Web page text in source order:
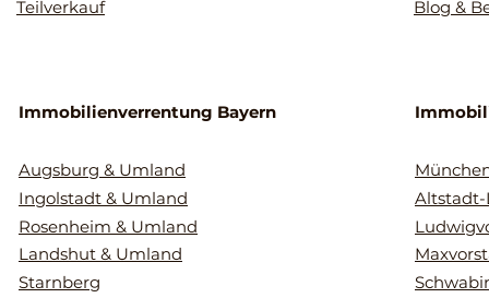
Teilverkauf
Immobilienverrentung Bayern
Augsburg & Umland
Ingolstadt & Umland
Rosenheim & Umland
Landshut & Umland
Starnberg
Blog &
Altstadt-